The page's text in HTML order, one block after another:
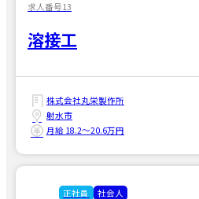
求人番号13
溶接工
株式会社丸栄製作所
射水市
月給 18.2〜20.6万円
正社員 社会人